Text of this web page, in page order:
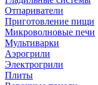
Отпариватели
Приготовление пищи
Микроволновые печи
Мультиварки
Аэрогрили
Электрогрили
Плиты